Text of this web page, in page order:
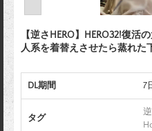
【逆さHERO】HERO32!復
人系を着替えさせたら蒸れた
DL期間 7
タグ